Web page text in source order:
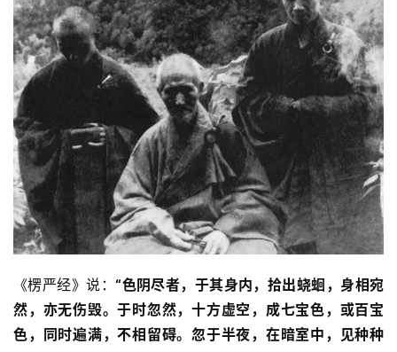
心
乐
菩
提
专
题
公
益
慈
佛
教
《楞严经》说：“色阴尽者，于其身内，拾出蛲蛔，身相宛
然，亦无伤毁。于时忽然，十方虚空，成七宝色，或百宝
色，同时遍满，不相留碍。忽于半夜，在暗室中，见种种